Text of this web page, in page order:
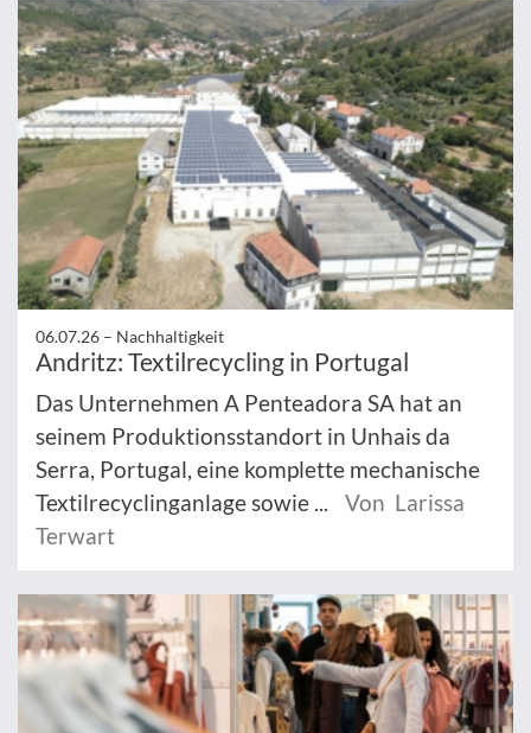
06.07.26 – Nachhaltigkeit
Andritz: Textilrecycling in Portugal
Das Unternehmen A Penteadora SA hat an
seinem Produktionsstandort in Unhais da
Serra, Portugal, eine komplette mechanische
Textilrecyclinganlage sowie ...
Von Larissa
Terwart